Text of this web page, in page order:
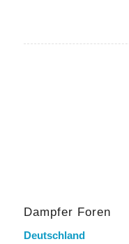
Dampfer Foren
Deutschland